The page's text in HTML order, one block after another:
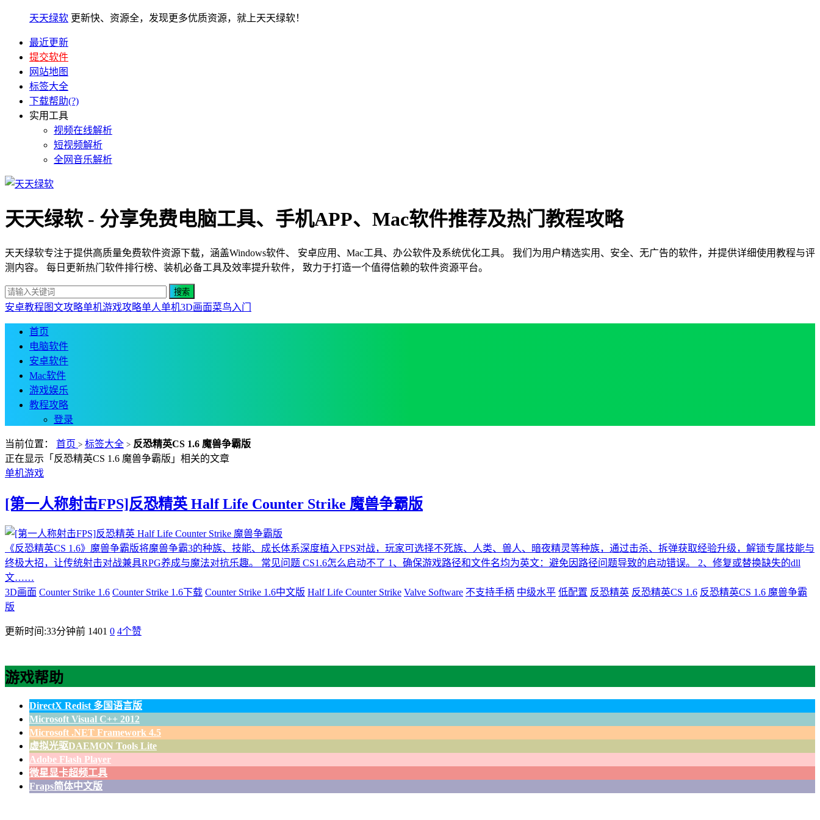
天天绿软 更新快、资源全，发现更多优质资源，就上天天绿软！
最近更新
提交软件
网站地图
标签大全
下载帮助(?)
实用工具
视频在线解析
短视频解析
全网音乐解析
天天绿软 - 分享免费电脑工具、手机APP、Mac软件推荐及热门教程攻略
天天绿软专注于提供高质量免费软件资源下载，涵盖Windows软件、 安卓应用、Mac工具、办公软件及系统优化工具。 我们为用户精选实用、安全、无广告的软件，并提供详细使用教程与评
测内容。 每日更新热门软件排行榜、装机必备工具及效率提升软件， 致力于打造一个值得信赖的软件资源平台。
安卓教程 图文攻略单机游戏攻略单人单机3D画面菜鸟入门
首页
电脑软件
安卓软件
Mac软件
游戏娱乐
教程攻略
登录
当前位置： 首页 > 标签大全 > 反恐精英CS 1.6 魔兽争霸版
正在显示「反恐精英CS 1.6 魔兽争霸版」相关的文章
单机游戏
[第一人称射击FPS]反恐精英 Half Life Counter Strike 魔兽争霸版
《反恐精英CS 1.6》魔兽争霸版将魔兽争霸3的种族、技能、成长体系深度植入FPS对战，玩家可选择不死族、人类、兽人、暗夜精灵等种族，通过击杀、拆弹获取经验升级，解锁专属技能与
终极大招，让传统射击对战兼具RPG养成与魔法对抗乐趣。 常见问题 CS1.6怎么启动不了 1、确保游戏路径和文件名均为英文：避免因路径问题导致的启动错误。 2、修复或替换缺失的dll
文……
3D画面 Counter Strike 1.6 Counter Strike 1.6下载 Counter Strike 1.6中文版 Half Life Counter Strike Valve Software 不支持手柄 中级水平 低配置 反恐精英 反恐精英CS 1.6 反恐精英CS 1.6 魔兽争霸
版
更新时间:33分钟前 1401 0 4个赞
游戏帮助
DirectX Redist 多国语言版
Microsoft Visual C++ 2012
Microsoft .NET Framework 4.5
虚拟光驱DAEMON Tools Lite
Adobe Flash Player
微星显卡超频工具
Fraps简体中文版